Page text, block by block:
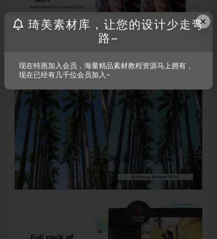
×
琦美素材库，让您的设计少走弯
路~
现在特惠加入会员，海量精品素材教程资源马上拥有，
现在已经有几千位会员加入~